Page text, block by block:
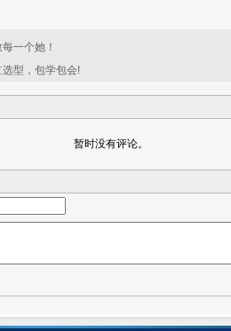
一个她！
型，包学包会!
暂时没有评论。